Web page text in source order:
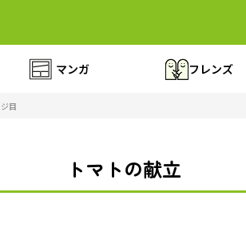
マンガ フレンズ
目
トマトの献立